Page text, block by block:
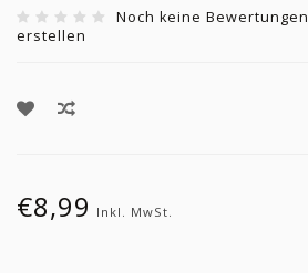
Noch keine Bewertungen
erstellen
€8,99 Inkl. MwSt.